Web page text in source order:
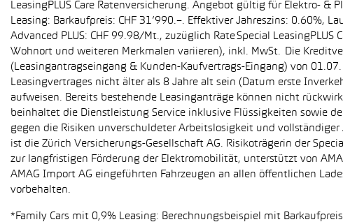
LeasingPLUS Care Ratenversicherung. Angebot gültig für Elektro- &
Leasing: Barkaufpreis: CHF 31’990.–. Effektiver Jahreszins: 0.60%,
Advanced PLUS: CHF 99.98/Mt., zuzüglich Rate Special
Wohnort und weiteren Merkmalen variieren), inkl. MwSt. Die
(Leasingantragseingang & Kunden-Kaufvertrags-Eingang) von
Leasingvertrages nicht älter als 8 Jahre alt sein (Datum erste
aufweisen. Bereits bestehende Leasinganträge können nicht
beinhaltet die Dienstleistung Service inklusive Flüssigkeiten sowie
gegen die Risiken unverschuldeter Arbeitslosigkeit und
ist die Zürich Versicherungs-Gesellschaft AG. Risikoträgerin der
zur langfristigen Förderung der Elektromobilität, unterstützt von
AMAG Import AG eingeführten Fahrzeugen an allen öffentlichen
vorbehalten.
*Family Cars mit 0,9% Leasing: Berechnungsbeispiel mit